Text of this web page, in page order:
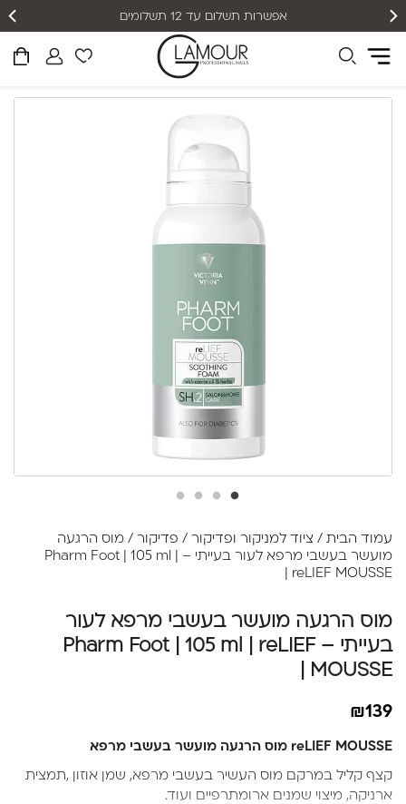
אפשרות תשלום עד 12 תשלומים
עמוד הבית / ציוד למניקור ופדיקור / פדיקור / מוס הרגעה
מועשר בעשבי מרפא לעור בעייתי – Pharm Foot | 105 ml |
reLIEF MOUSSE |
מוס הרגעה מועשר בעשבי מרפא לעור
בעייתי – Pharm Foot | 105 ml | reLIEF
MOUSSE |
₪139
reLIEF MOUSSE מוס הרגעה מועשר בעשבי מרפא
קצף קליל במרקם מוס העשיר בעשבי מרפא, שמן אוזון ,תמצית
ארניקה, מיצוי שמנים ארומתרפיים ועוד.